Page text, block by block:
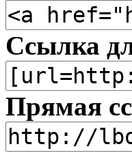
Ссылка
Прямая